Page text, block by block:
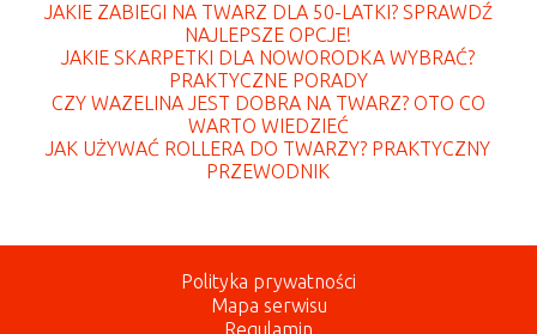
JAKIE ZABIEGI NA TWARZ DLA 50-LATKI? SPRAWDŹ
NAJLEPSZE OPCJE!
JAKIE SKARPETKI DLA NOWORODKA WYBRAĆ?
PRAKTYCZNE PORADY
CZY WAZELINA JEST DOBRA NA TWARZ? OTO CO
WARTO WIEDZIEĆ
JAK UŻYWAĆ ROLLERA DO TWARZY? PRAKTYCZNY
PRZEWODNIK
Polityka prywatności
Mapa serwisu
Regulamin